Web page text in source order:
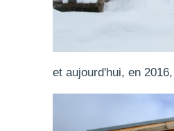
et aujourd'hui, en